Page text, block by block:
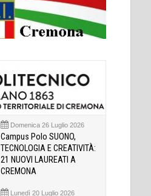
Domenica 26 Luglio 2026
Campus Polo SUONO,
TECNOLOGIA E CREATIVITÀ:
21 NUOVI LAUREATI A
CREMONA
Lunedì 20 Luglio 2026